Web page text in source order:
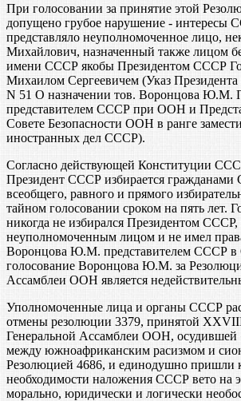
При голосовании за принятие этой
допущено грубое нарушение -
представляло неуполномоченное лицо,
Михайлович, назначенный также лицом
имени СССР якобы Президентом СССР
Михаилом Сергеевичем (Указ
N 51 О назначении тов. Воронцова Ю.М.
представителем СССР при ООН и
Совете Безопасности ООН в ранге
иностранных дел СССР).
Согласно действующей Конституции
Президент СССР избирается
всеобщего, равного и прямого
тайном голосовании сроком на пять лет.
никогда не избирался Президентом СССР,
неуполномоченным лицом и не имел
Воронцова Ю.М. представителем СССР
голосование Воронцова Ю.М. за
Ассамблеи ООН является
Уполномоченные лица и органы СССР
отмены резолюции 3379, принятой
Генеральной Ассамблеи ООН, осудившей
между южноафриканским расизмом и
Резолюцией 4686, и единодушно пришли
необходимости наложения СССР вето на
морально, юридически и логически